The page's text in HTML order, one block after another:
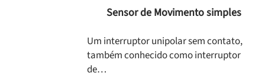
Sensor de Movimento simples
Um interruptor unipolar sem contato,
também conhecido como interruptor
de…